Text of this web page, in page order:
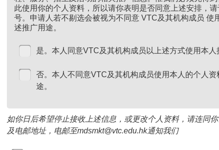
此使用你的个人资料，所以请你表明是否同意上述安排，
号。申请人若不剔选会被视为不同意 VTC及其机构成员 使
述推广用途。
是。本人同意VTC及其机构成员以上述方式使用本
否。本人不同意VTC及其机构成员使用本人的个人
途。
如你日后希望停止接收上述信息，或更改个人资料，请连同
及电邮地址，电邮至mdsmkt@vtc.edu.hk通知我们